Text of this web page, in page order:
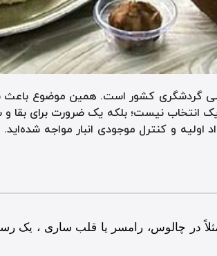
گردشگری کشور است. همین موضوع
یک انتخاب نیست؛ بلکه یک ضرورت برای
و کنترل موجودی انبار مواجه
مثلاً در چالوس، رامسر یا قلب ساری ،